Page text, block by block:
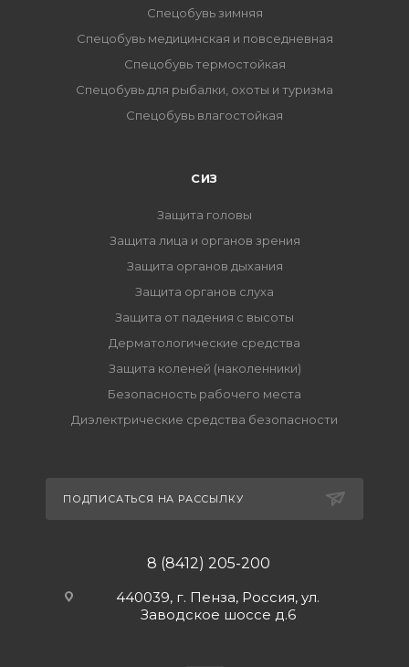
Спецобувь зимняя
Спецобувь медицинская и повседневная
Спецобувь термостойкая
Спецобувь для рыбалки, охоты и туризма
Спецобувь влагостойкая
СИЗ
Защита головы
Защита лица и органов зрения
Защита органов дыхания
Защита органов слуха
Защита от падения с высоты
Дерматологические средства
Защита коленей (наколенники)
Безопасность рабочего места
Диэлектрические средства безопасности
ПОДПИСАТЬСЯ НА РАССЫЛКУ
8 (8412) 205-200
440039, г. Пенза, Россия, ул.
Заводское шоссе д.6